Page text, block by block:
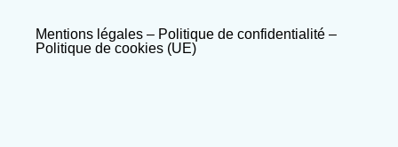
Mentions légales – Politique de confidentialité –
Politique de cookies (UE)